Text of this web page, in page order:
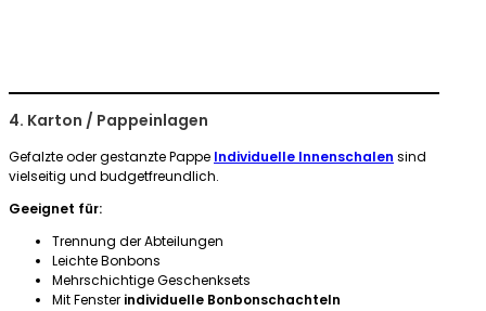
4. Karton / Pappeinlagen
Gefalzte oder gestanzte Pappe Individuelle Innenschalen sind
vielseitig und budgetfreundlich.
Geeignet für:
Trennung der Abteilungen
Leichte Bonbons
Mehrschichtige Geschenksets
Mit Fenster individuelle Bonbonschachteln